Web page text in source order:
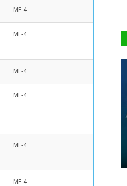
MF-4
MF-4
MF-4
MF-4
MF-4
MF-4